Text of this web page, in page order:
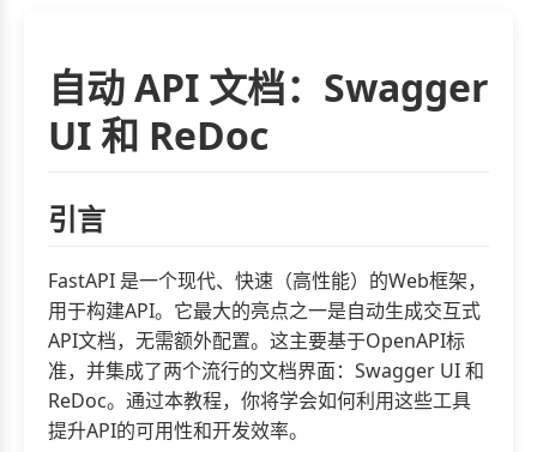
自动 API 文档：Swagger
UI 和 ReDoc
引言
FastAPI 是一个现代、快速（高性能）的Web框架，
用于构建API。它最大的亮点之一是自动生成交互式
API文档，无需额外配置。这主要基于OpenAPI标
准，并集成了两个流行的文档界面：Swagger UI 和
ReDoc。通过本教程，你将学会如何利用这些工具
提升API的可用性和开发效率。